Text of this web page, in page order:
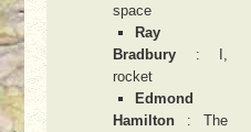
space
Ray
Bradbury : I,
rocket
Edmond
Hamilton : The